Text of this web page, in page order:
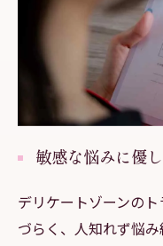
敏感な悩みに優
デリケートゾーンの
づらく、人知れず悩